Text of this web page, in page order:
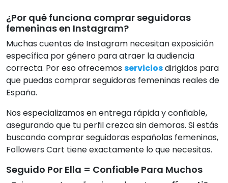
¿Por qué funciona comprar seguidoras
femeninas en Instagram?
Muchas cuentas de Instagram necesitan exposición
específica por género para atraer la audiencia
correcta. Por eso ofrecemos serviciosdirigidos para
que puedas comprar seguidoras femeninas reales de
España.
Nos especializamos en entrega rápida y confiable,
asegurando que tu perfil crezca sin demoras. Si estás
buscando comprar seguidoras españolas femeninas,
Followers Cart tiene exactamente lo que necesitas.
Seguido Por Ella = Confiable Para Muchos